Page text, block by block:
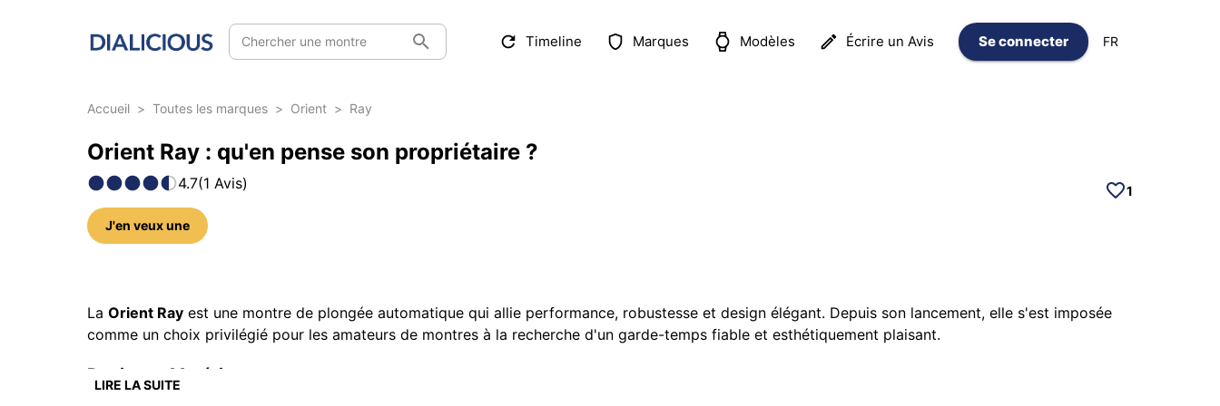
Chercher une montre Timeline Marques Modèles Écrire un Avis Se connecter FR
Accueil > Toutes les marques > Orient > Ray
Orient Ray : qu'en pense son propriétaire ?
4.7(1 Avis)
J'en veux une
1
11 photos sur ce modèle
La Orient Ray est une montre de plongée automatique qui allie performance, robustesse et design élégant. Depuis son lancement, elle s'est imposée
comme un choix privilégié pour les amateurs de montres à la recherche d'un garde-temps fiable et esthétiquement plaisant.
Design et Matériaux
LIRE LA SUITE